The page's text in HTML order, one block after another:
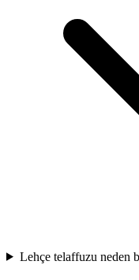
Lehçe telaffuzu neden